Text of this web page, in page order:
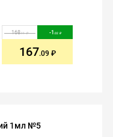
168.11 -1 .02
167.09
1мл №5